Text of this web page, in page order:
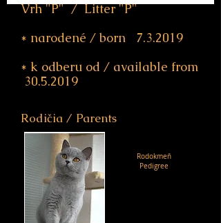
Vrh "P" / Litter "P"
* narodené / born 7.3.2019
* k odberu od / available from
30.5.2019
Rodičia / Parents
Rodokmeň
Pedigree​